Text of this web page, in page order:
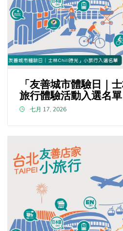
「友善城市體驗日｜
旅行體驗活動入選名單
七月 17, 2026